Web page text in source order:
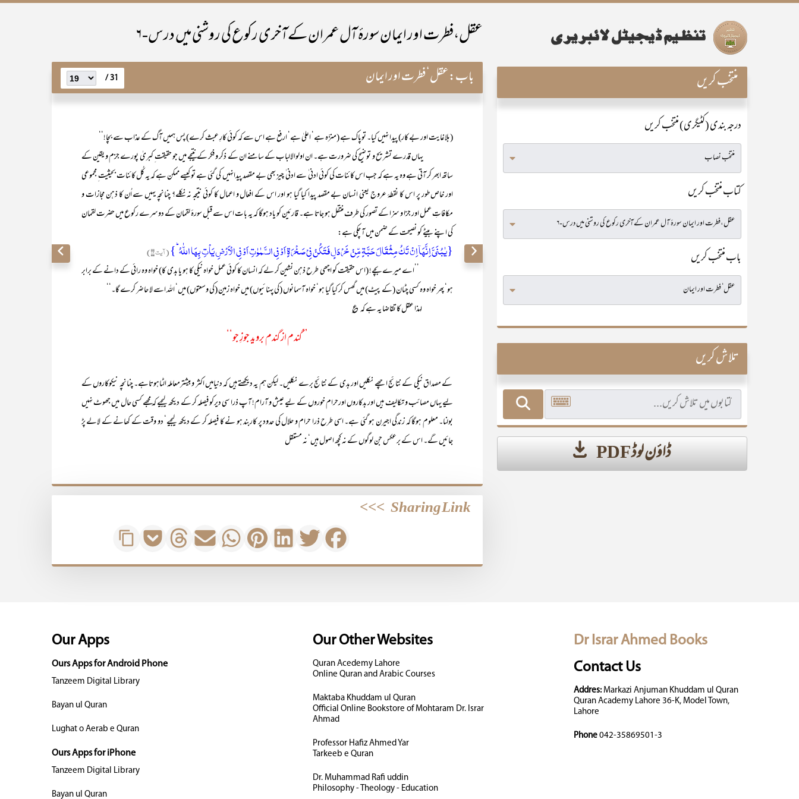
عقل،فطرت اور ایمان سورۂ آل عمران کےآخری رکوع کی روشنی میں درس-۶
باب:عقل‘ فطرت اور ایمان 31 /
(بلاغایت اور بے کار) پیدا نہیں کیا۔ توپاک ہے (منزّہ ہے‘ اعلیٰ ہے‘ ارفع ہے اس سے کہ کوئی کارِ عبث کرے) پس ہمیں آگ کے عذاب سے بچا!‘‘
یہاں قدرے تشریح و توضیح کی ضرورت ہے۔ ان اولوالالباب کے سامنے ان کے ذکر و فکر کے نتیجے میں جو حقیقت ِ کبریٰ پورے جزم و یقین کے
ساتھ ابھر کر آتی ہے وہ یہ ہے کہ جب اس کائنات کی کوئی ادنی ٰ سے ادنی ٰ چیز بھی بے مقصد پیدانہیں کی گئی ہے تو کیسے ممکن ہے کہ یہ کُل کائنات بحیثیت ِ مجموعی
اور خاص طور پر اس کا نقطۂ عروج یعنی انسان بے مقصد پیدا کیا گیا ہو اور اس کے افعال و اعمال کا کوئی نتیجہ نہ نکلے؟ چنانچہ یہیں سے اُن کا ذہن مجازات و
مکافاتِ عمل اور جزا و سزا کے تصور کی طرف منتقل ہو جاتا ہے۔ قارئین کو یاد ہوگا کہ یہ بات اس سے قبل سورۂ لقمان کے دوسرے رکوع میں حضرت لقمان
کی اپنے بیٹے کو نصیحت کے ضمن میں آ چکی ہے:
{یٰبُنَیَّ اِنَّہَاۤ اِنۡ تَکُ مِثۡقَالَ حَبَّۃٍ مِّنۡ خَرۡدَلٍ فَتَکُنۡ فِیۡ صَخۡرَۃٍ اَوۡ فِی السَّمٰوٰتِ اَوۡ فِی الۡاَرۡضِ یَاۡتِ بِہَا اللّٰہُ ؕ}(آیت ۱۶)
’’اے میرے بچے! (اس حقیقت کو اچھی طرح ذہن نشین کر لے کہ انسان کا کوئی عمل خواہ نیکی کا ہو یا بدی کا) خواہ وہ رائی کے دانے کے برابر
ہو‘ پھر خواہ وہ کسی چٹان (کے پیٹ) میں گھس کر کیا گیا ہو‘ خواہ آسمانوں (کی پہنائیوں) میں خواہ زمین (کی وسعتوں) میں‘ اللہ اسے لا حاضر کرے گا۔‘‘
لہذا عقل کا تقاضا یہ ہے کہ ؏
’’گندم از گندم بروید جوزِ جو‘‘
کے مصداق نیکی کے نتائج اچھے نکلیں اور بدی کے نتائج برے نکلیں۔ لیکن ہم یہ دیکھتے ہیں کہ دنیامیں اکثر وبیشترمعاملہ الٹاہوتاہے۔ چنانچہ نیکوکاروں کے
لیے یہاں مصائب و تکالیف ہیں اور بدکاروں اورحرام خوروں کے لیے عیش و آرام! آپ ذرا سی دیرکو فیصلہ کر کے دیکھ لیجیے کہ مجھے کسی حال میں جھوٹ نہیں
بولنا۔ معلوم ہوگا کہ زندگی اجیرن ہو گئی ہے۔ اسی طرح ذرا حرام و حلال کی حدود پر کاربند ہو نے کا فیصلہ کر کے دیکھ لیجیے‘ دو وقت کے کھانے کے لالے پڑ
جائیں گے۔ اس کے برعکس جن لوگوں کے نہ کچھ اصول ہیں‘ نہ مستقل
Sharing Link
>>>
منتخب کریں
درجہ بندی (کٹیگری) منتخب کریں
کتاب منتخب کریں
باب منتخب کریں
تلاش کریں
ڈاؤن لوڈ PDF
Dr Israr Ahmed Books
Contact Us
Addres:Markazi Anjuman Khuddam ul Quran
Quran Academy Lahore 36-K, Model Town,
Lahore
Phone 042-35869501-3
Our Other Websites
Quran Acedemy Lahore
Online Quran and Arabic Courses
Maktaba Khuddam ul Quran
Official Online Bookstore of Mohtaram Dr. Israr
Ahmad
Professor Hafiz Ahmed Yar
Tarkeeb e Quran
Dr. Muhammad Rafi uddin
Philosophy - Theology - Education
Our Apps
Ours Apps for Android Phone
Tanzeem Digital Library
Bayan ul Quran
Lughat o Aerab e Quran
Ours Apps for iPhone
Tanzeem Digital Library
Bayan ul Quran